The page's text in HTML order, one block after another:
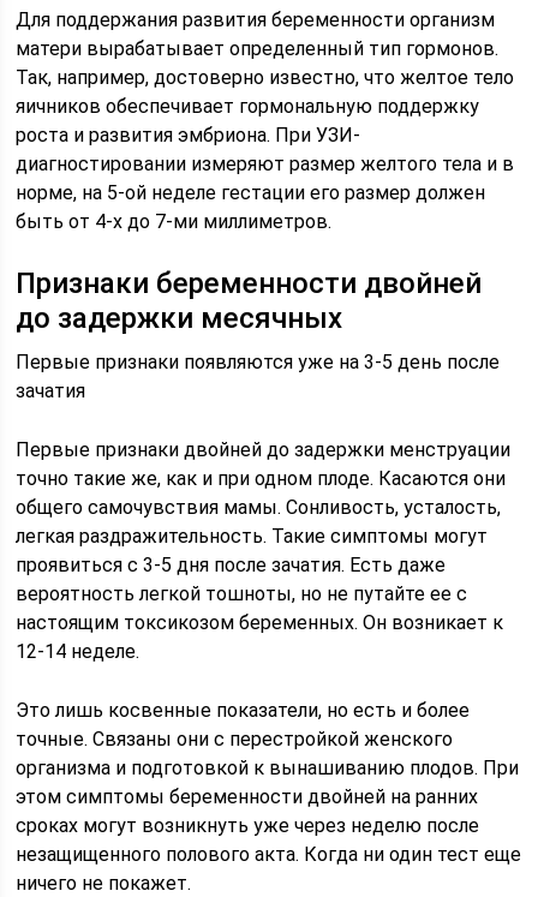
Для поддержания развития беременности организм
матери вырабатывает определенный тип гормонов.
Так, например, достоверно известно, что желтое тело
яичников обеспечивает гормональную поддержку
роста и развития эмбриона. При УЗИ-
диагностировании измеряют размер желтого тела и в
норме, на 5-ой неделе гестации его размер должен
быть от 4-х до 7-ми миллиметров.
Признаки беременности двойней
до задержки месячных
Первые признаки появляются уже на 3-5 день после
зачатия
Первые признаки двойней до задержки менструации
точно такие же, как и при одном плоде. Касаются они
общего самочувствия мамы. Сонливость, усталость,
легкая раздражительность. Такие симптомы могут
проявиться с 3-5 дня после зачатия. Есть даже
вероятность легкой тошноты, но не путайте ее с
настоящим токсикозом беременных. Он возникает к
12-14 неделе.
Это лишь косвенные показатели, но есть и более
точные. Связаны они с перестройкой женского
организма и подготовкой к вынашиванию плодов. При
этом симптомы беременности двойней на ранних
сроках могут возникнуть уже через неделю после
незащищенного полового акта. Когда ни один тест еще
ничего не покажет.